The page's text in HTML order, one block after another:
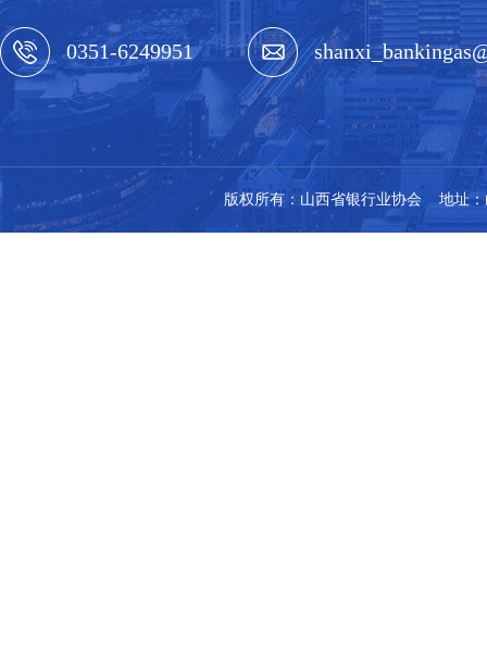
0351-6249951
版权所有：山西省银行业协会 地址